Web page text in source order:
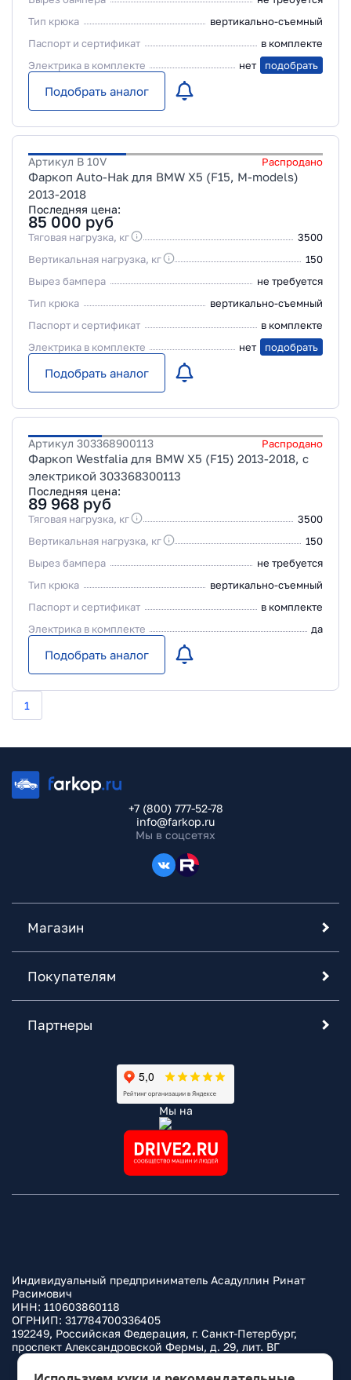
Тип крюка
вертикально-съемный
Паспорт и сертификат
в комплекте
Электрика в комплекте
нет подобрать
Подобрать аналог
Артикул B 10V Распродано
Фаркоп Auto-Hak для BMW X5 (F15, M-models)
2013-2018
Последняя цена:
85 000 руб
Тяговая нагрузка, кг
3500
Вертикальная нагрузка, кг
150
Вырез бампера
не требуется
Тип крюка
вертикально-съемный
Паспорт и сертификат
в комплекте
Электрика в комплекте
нет подобрать
Подобрать аналог
Артикул 303368900113 Распродано
Фаркоп Westfalia для BMW X5 (F15) 2013-2018, с
электрикой 303368300113
Последняя цена:
89 968 руб
Тяговая нагрузка, кг
3500
Вертикальная нагрузка, кг
150
Вырез бампера
не требуется
Тип крюка
вертикально-съемный
Паспорт и сертификат
в комплекте
Электрика в комплекте
да
Подобрать аналог
1
+7 (800) 777-52-78
info@farkop.ru
Мы в соцсетях
Магазин
Покупателям
Партнеры
Мы на
Индивидуальный предприниматель Асадуллин Ринат
Расимович
ИНН: 110603860118
ОГРНИП: 317784700336405
192249, Российская Федерация, г. Санкт-Петербург,
проспект Александровской Фермы, д. 29, лит. ВГ
Политика конфиденциальности